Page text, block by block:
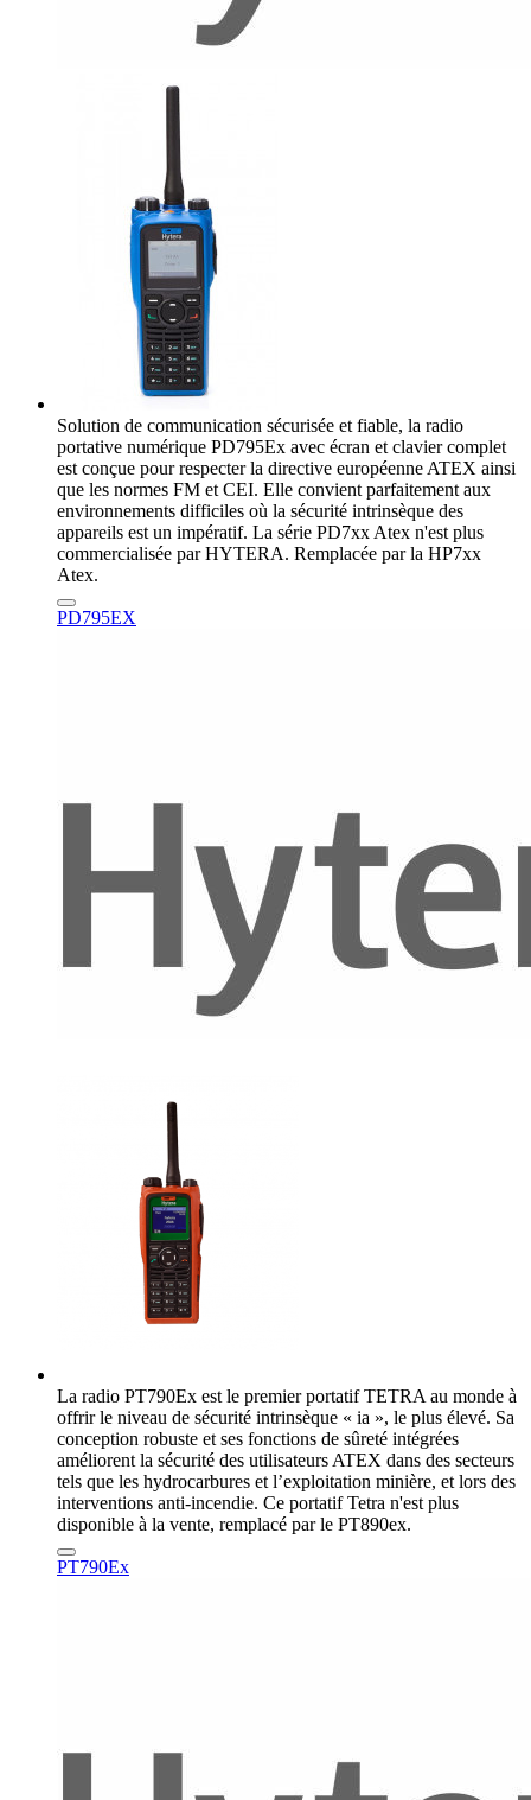
Solution de communication sécurisée et fiable, la radio
portative numérique PD795Ex avec écran et clavier complet
est conçue pour respecter la directive européenne ATEX ainsi
que les normes FM et CEI. Elle convient parfaitement aux
environnements difficiles où la sécurité intrinsèque des
appareils est un impératif. La série PD7xx Atex n'est plus
commercialisée par HYTERA. Remplacée par la HP7xx
Atex.
PD795EX
La radio PT790Ex est le premier portatif TETRA au monde à
offrir le niveau de sécurité intrinsèque « ia », le plus élevé. Sa
conception robuste et ses fonctions de sûreté intégrées
améliorent la sécurité des utilisateurs ATEX dans des secteurs
tels que les hydrocarbures et l’exploitation minière, et lors des
interventions anti-incendie. Ce portatif Tetra n'est plus
disponible à la vente, remplacé par le PT890ex.
PT790Ex